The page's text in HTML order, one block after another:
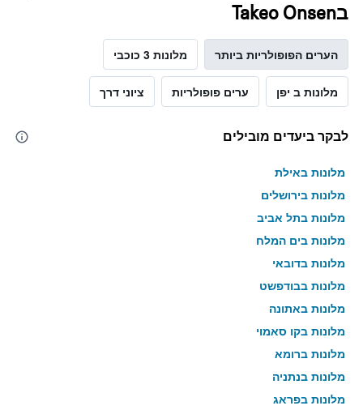
בTakeo Onsen
הערים הפופולריות ביותר מלונות 3 כוכבי
מלונות ב יפן ערים פופולריות ציוני דרך
לבקר ביעדים מובילים
מלונות באילת
מלונות בירושלים
מלונות בתל אביב
מלונות בים המלח
מלונות בדובאי
מלונות בבודפשט
מלונות באתונה
מלונות בקו סאמוי
מלונות ברומא
מלונות בנתניה
מלונות בפראג